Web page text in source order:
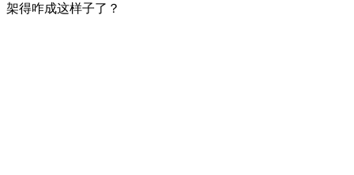
架得咋成这样子了？